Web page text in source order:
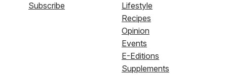
Subscribe
Lifestyle
Recipes
Opinion
Events
E-Editions
Supplements